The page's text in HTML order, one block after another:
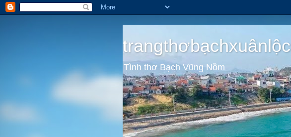
trangthơbạchxuânlộc
Tình thơ Bạch Vũng Nồm